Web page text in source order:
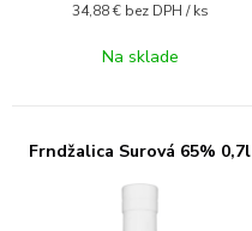
34,88 € bez DPH / ks
Na sklade
Frndžalica Surová 65% 0,7l